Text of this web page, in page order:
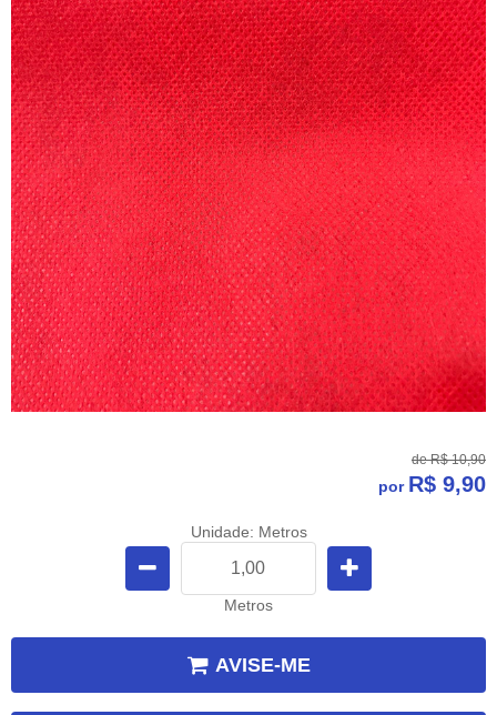
de R$ 10,90
por R$ 9,90
Unidade: Metros
Metros
AVISE-ME